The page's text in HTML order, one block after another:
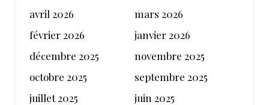
avril 2026
mars 2026
février 2026
janvier 2026
décembre 2025
novembre 2025
octobre 2025
septembre 2025
juillet 2025
juin 2025